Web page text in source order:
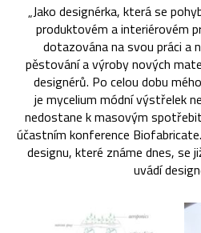
„Jako designérka, která se
produktovém a interiérovém
dotazována na svou práci a
pěstování a výroby nových
designérů. Po celou dobu
je mycelium módní výstřelek
nedostane k masovým
účastním konference
designu, které známe dnes, se
uvádí